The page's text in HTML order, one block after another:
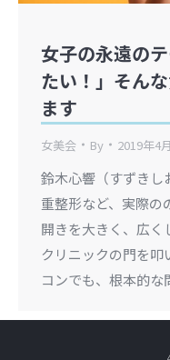
女子の永遠の
たい！」そん
ます
女美会 By 2019年4
鈴木心響（すずきし
重整形など、実際の
開きを大きく、広く
クリニックの門を叩
コンでも、根本的